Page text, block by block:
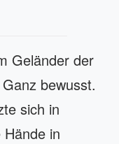
Geländer der
bewusst.
sich in
in